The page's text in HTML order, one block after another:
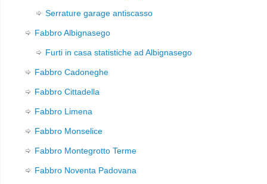
Serrature garage antiscasso
Fabbro Albignasego
Furti in casa statistiche ad Albignasego
Fabbro Cadoneghe
Fabbro Cittadella
Fabbro Limena
Fabbro Monselice
Fabbro Montegrotto Terme
Fabbro Noventa Padovana